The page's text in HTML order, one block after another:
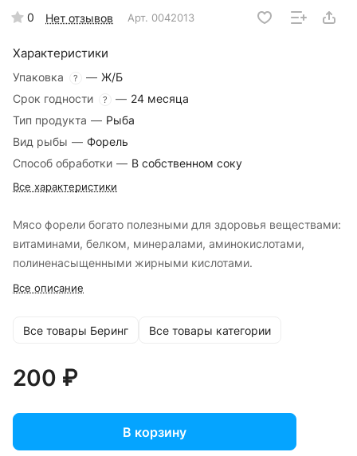
0 Нет отзывов Арт. 0042013
Характеристики
Упаковка ? — Ж/Б
Срок годности
? — 24 месяца
Тип продукта — Рыба
Вид рыбы — Форель
Способ обработки — В собственном соку
Все характеристики
Мясо форели богато полезными для здоровья веществами:
витаминами, белком, минералами, аминокислотами,
полиненасыщенными жирными кислотами.
Все описание
Все товары Беринг Все товары категории
200 ₽
В корзину